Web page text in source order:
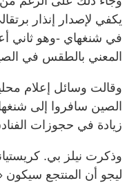
يكفي لإصدار إنذار
في شنغهاي -وهو ثاني
المعني بالطقس في
وقالت وسائل إعلام
الصين سافروا إلى
زيادة في حجوزات
وذكرت نيلز بي.
ليجو أن المنتجع سيكون